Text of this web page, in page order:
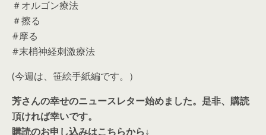
＃オルゴン療法
＃擦る
#摩る
#末梢神経刺激療法
(今週は、笹絵手紙編です。）
芳さんの幸せのニュースレター始めました。是非、購読
頂ければ幸いです。
購読のお申し込みはこちらから↓